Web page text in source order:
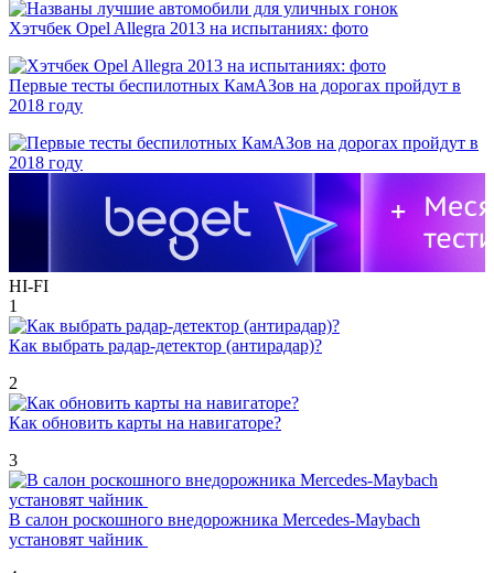
Хэтчбек Opel Allegra 2013 на испытаниях: фото
Первые тесты беспилотных КамАЗов на дорогах пройдут в
2018 году
HI-FI
1
Как выбрать радар-детектор (антирадар)?
2
Как обновить карты на навигаторе?
3
В салон роскошного внедорожника Mercedes-Maybach
установят чайник